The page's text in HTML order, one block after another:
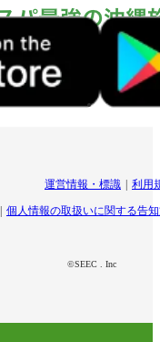
運営情報・標識 利用
個人情報の取扱いに関する告
©SEEC . Inc